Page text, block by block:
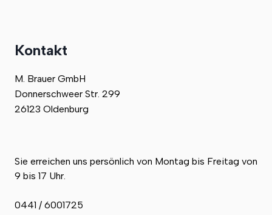
Kontakt
M. Brauer GmbH
Donnerschweer Str. 299
26123 Oldenburg
Sie erreichen uns persönlich von Montag bis Freitag von
9 bis 17 Uhr.
0441 / 6001725